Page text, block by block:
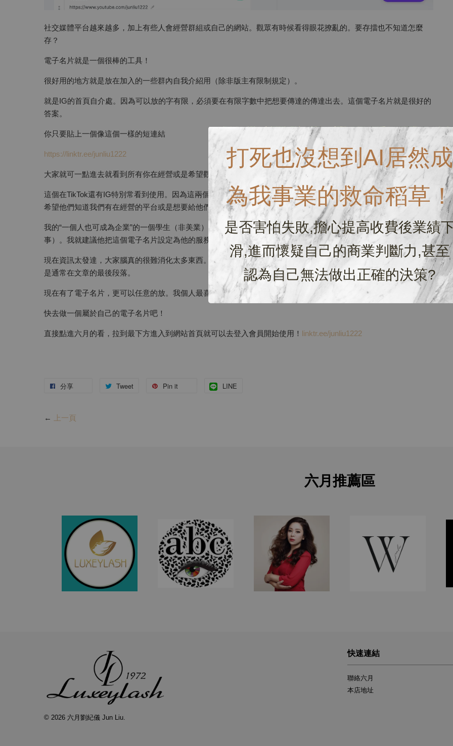
打死也沒想到AI居然成
為我事業的救命稻草！
是否害怕失敗,擔心提高收費後業績
滑,進而懷疑自己的商業判斷力,甚至
認為自己無法做出正確的決策?
社交媒體平台越來越多，加上有些人會經營群組或自己的網站。觀眾有時候看得眼花撩亂的。要存擋也不知道怎麼
存？
電子名片就是一個很棒的工具！
很好用的地方就是放在加入的一些群內自我介紹用（除非版主有限制規定）。
就是IG的首頁自介處。因為可以放的字有限，必須要在有限字數中把想要傳達的傳達出去。這個電子名片就是很好的
答案。
你只要貼上一個像這個一樣的短連結
https://linktr.ee/junliu1222
大家就可一點進去就看到所有你在經營或是希望觀眾看到的整理。
這個在TikTok還有IG特別常看到使用。因為這兩個平台的自介字數有限，所以使用這樣的連結可以將客人導出到我們
希望他們知道我們有在經營的平台或是想要給他們看的訊息。
我的“一個人也可成為企業”的一個學生（非美業），他沒有怎麼經營社交平台，也沒有自己官網（因為他幫別人做
事）。我就建議他把這個電子名片設定為他的服務介紹（業務範圍）。
現在資訊太發達，大家腦真的很難消化太多東西。如果一個個連結分開放，很多人滑過就忘了。要一次放在一起，就
是通常在文章的最後段落。
現在有了電子名片，更可以任意的放。我個人最喜歡的是他的短連結。感覺就不會那麼的攏長或是礙眼。
快去做一個屬於自己的電子名片吧！
直接點進六月的看，拉到最下方進入到網站首頁就可以去登入會員開始使用！ linktr.ee/junliu1222
分享 Tweet Pin it LINE
← 上一頁
六月推薦區
© 2026 六月劉紀儀 Jun Liu.
快速連結
聯絡六月
本店地址